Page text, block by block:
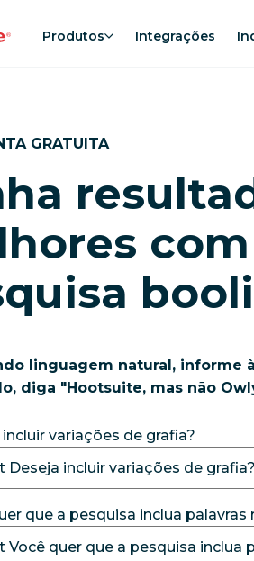
Produtos Integrações
GRATUITA
linguagem natural, informe
diga "Hootsuite, mas não
incluir variações de grafia?
que a pesquisa inclua palavras